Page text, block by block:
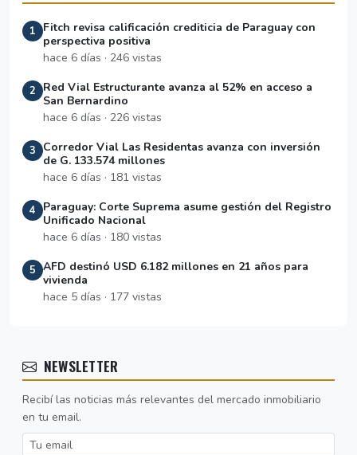
1
Fitch revisa calificación crediticia de Paraguay con
perspectiva positiva
hace 6 días · 246 vistas
2
Red Vial Estructurante avanza al 52% en acceso a
San Bernardino
hace 6 días · 226 vistas
3
Corredor Vial Las Residentas avanza con inversión
de G. 133.574 millones
hace 6 días · 181 vistas
4
Paraguay: Corte Suprema asume gestión del Registro
Unificado Nacional
hace 6 días · 180 vistas
5 AFD destinó USD 6.182 millones en 21 años para
vivienda
hace 5 días · 177 vistas
NEWSLETTER
Recibí las noticias más relevantes del mercado inmobiliario
en tu email.